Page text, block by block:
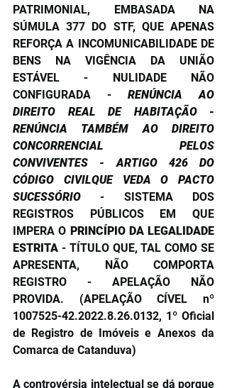
PATRIMONIAL, EMBASADA NA
SÚMULA 377 DO STF, QUE APENAS
REFORÇA A INCOMUNICABILIDADE DE
BENS NA VIGÊNCIA DA UNIÃO
ESTÁVEL - NULIDADE NÃO
CONFIGURADA - RENÚNCIA AO
DIREITO REAL DE HABITAÇÃO -
RENÚNCIA TAMBÉM AO DIREITO
CONCORRENCIAL PELOS
CONVIVENTES - ARTIGO 426 DO
CÓDIGO CIVILQUE VEDA O PACTO
SUCESSÓRIO - SISTEMA DOS
REGISTROS PÚBLICOS EM QUE
IMPERA O PRINCÍPIO DA LEGALIDADE
ESTRITA - TÍTULO QUE, TAL COMO SE
APRESENTA, NÃO COMPORTA
REGISTRO - APELAÇÃO NÃO
PROVIDA. (APELAÇÃO CÍVEL nº
1007525-42.2022.8.26.0132, 1º Oficial
de Registro de Imóveis e Anexos da
Comarca de Catanduva)
A controvérsia intelectual se dá porque